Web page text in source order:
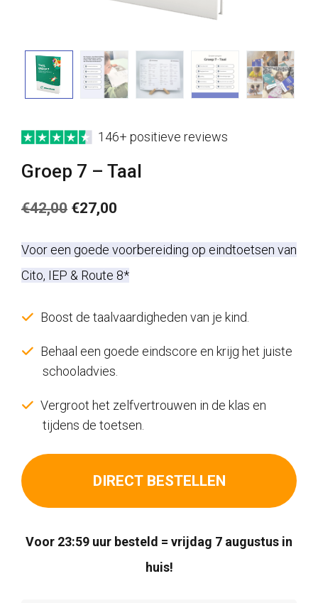
146+ positieve reviews
Groep 7 – Taal
€42,00 Oorspronkelijke
was:
€27,00
is:
Voor een goede voorbereiding op eindtoetsen van
Cito, IEP & Route 8*
Boost de taalvaardigheden van je kind.
Behaal een goede eindscore en krijg het juiste
schooladvies.
Vergroot het zelfvertrouwen in de klas en
tijdens de toetsen.
DIRECT BESTELLEN
Voor 23:59 uur besteld = vrijdag 7 augustus in
huis!